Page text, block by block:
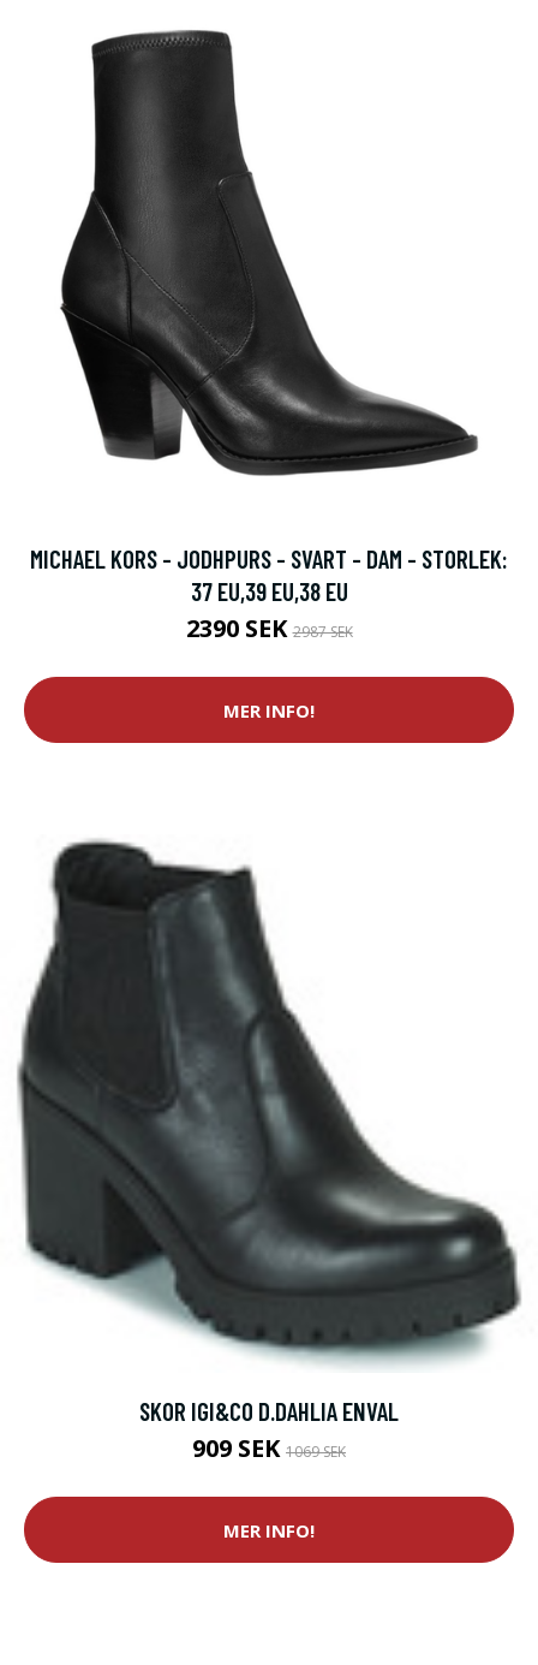
MICHAEL KORS - JODHPURS - SVART - DAM - STORLEK:
37 EU,39 EU,38 EU
2390 SEK2987 SEK
MER INFO!
SKOR IGI&CO D.DAHLIA ENVAL
909 SEK 1069 SEK
MER INFO!